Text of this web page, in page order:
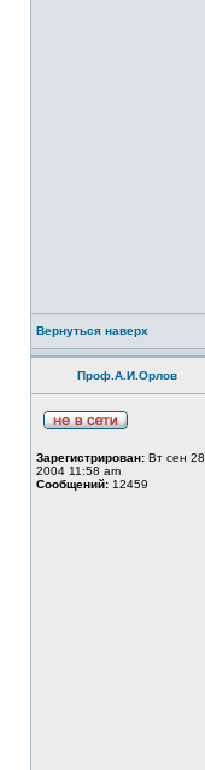
Вернуться наверх
Проф.А.И.Орлов
Зарегистрирован: Вт сен 28,
2004 11:58 am
Сообщений: 12459